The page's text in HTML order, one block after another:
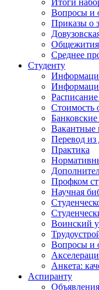
Итоги
Вопросы и
Приказы о
Общежития
Среднее
Студенту
Расписание
Стоимость
Вакантные
Перевод из
Практика
Профком
Научная
Воинский
Вопросы и
Анкета:
Аспиранту
Объявления